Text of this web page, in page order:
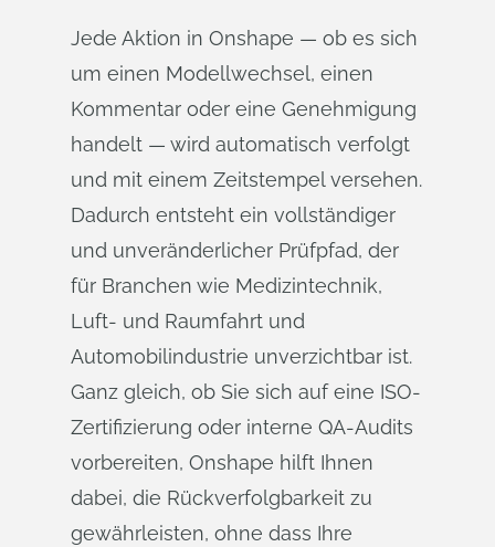
Jede Aktion in Onshape — ob es sich
um einen Modellwechsel, einen
Kommentar oder eine Genehmigung
handelt — wird automatisch verfolgt
und mit einem Zeitstempel versehen.
Dadurch entsteht ein vollständiger
und unveränderlicher Prüfpfad, der
für Branchen wie Medizintechnik,
Luft- und Raumfahrt und
Automobilindustrie unverzichtbar ist.
Ganz gleich, ob Sie sich auf eine ISO-
Zertifizierung oder interne QA-Audits
vorbereiten, Onshape hilft Ihnen
dabei, die Rückverfolgbarkeit zu
gewährleisten, ohne dass Ihre